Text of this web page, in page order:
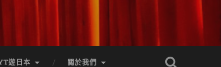
遊日本 關於我們